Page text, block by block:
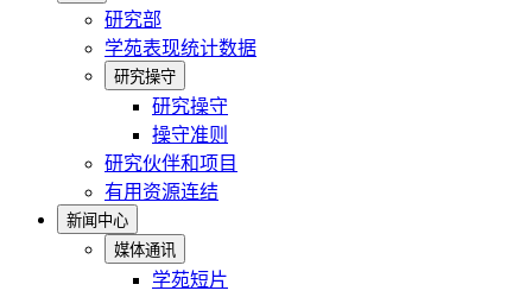
研究部
学苑表现统计数据
研究操守
研究操守
操守准则
研究伙伴和项目
有用资源连结
新闻中心
媒体通讯
学苑短片